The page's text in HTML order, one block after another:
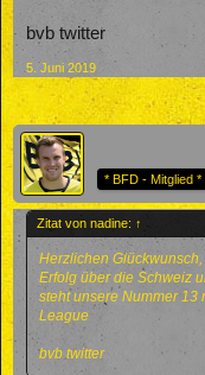
bvb twitter
5. Juni 2019
* BFD - Mitglied *
Zitat von nadine: ↑
Herzlichen Glückwunsch,
Erfolg über die Schweiz
steht unsere Nummer 13
League
bvb twitter